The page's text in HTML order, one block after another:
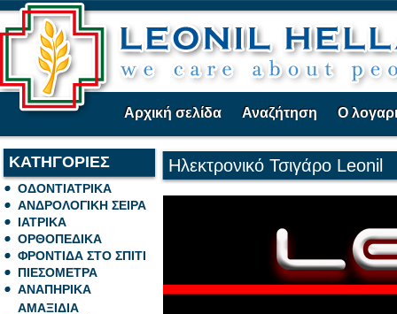
Αρχική σελίδα Αναζήτηση Ο
ΚΑΤΗΓΟΡΙΕΣ
ΟΔΟΝΤΙΑΤΡΙΚΑ
ΑΝΔΡΟΛΟΓΙΚΗ ΣΕΙΡΑ
ΙΑΤΡΙΚΑ
ΟΡΘΟΠΕΔΙΚΑ
ΦΡΟΝΤΙΔΑ ΣΤΟ ΣΠΙΤΙ
ΠΙΕΣΟΜΕΤΡΑ
ΑΝΑΠΗΡΙΚΑ
ΑΜΑΞΙΔΙΑ
Ηλεκτρονικό Τσιγάρο Leonil